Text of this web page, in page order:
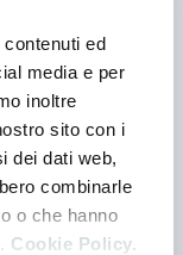
ed
media e per
inoltre
sito con i
dei dati web,
combinarle
o che hanno
Cookie Policy.